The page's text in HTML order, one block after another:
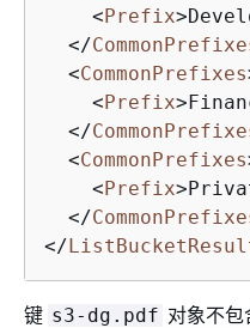
<Prefix>
</
<CommonPrefixes
<Prefix>
</
<CommonPrefixes
<Prefix>
</
</
键 s3-dg.pdf 对象不包